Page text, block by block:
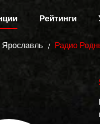
Рейтинги
Ярославль Радио